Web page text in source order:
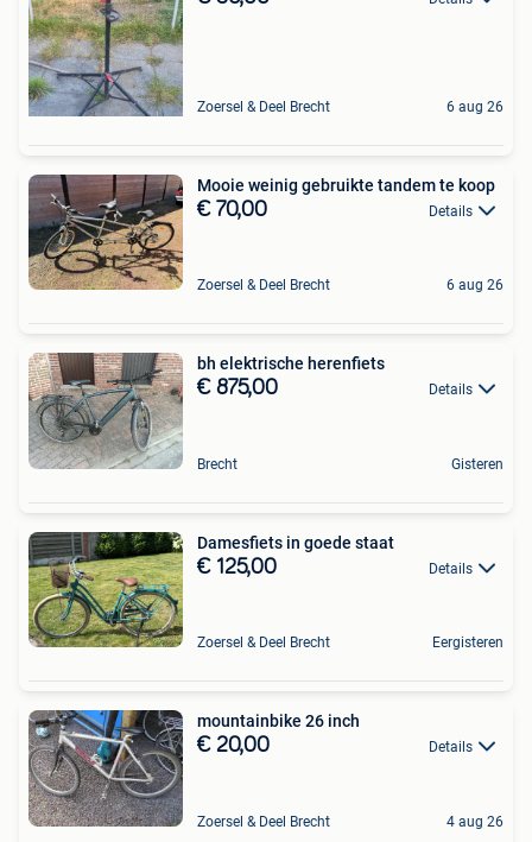
Zoersel & Deel Brecht 6 aug 26
Mooie weinig gebruikte tandem te koop
€ 70,00 Details
Zoersel & Deel Brecht 6 aug 26
bh elektrische herenfiets
€ 875,00 Details
Brecht Gisteren
Damesfiets in goede staat
€ 125,00 Details
Zoersel & Deel Brecht Eergisteren
mountainbike 26 inch
€ 20,00 Details
Zoersel & Deel Brecht 4 aug 26